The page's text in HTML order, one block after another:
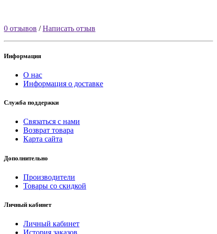
0 отзывов /Написать отзыв
Информация
О нас
Информация о доставке
Служба поддержки
Связаться с нами
Возврат товара
Карта сайта
Дополнительно
Производители
Товары со скидкой
Личный кабинет
Личный кабинет
История заказов